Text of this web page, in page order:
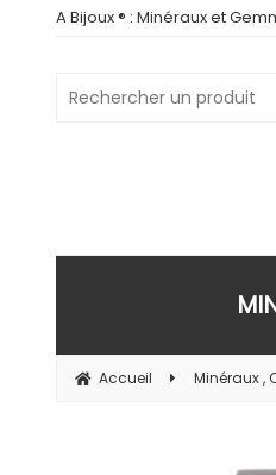
A Bijoux ® : Minéraux et
Accueil Minéraux ,